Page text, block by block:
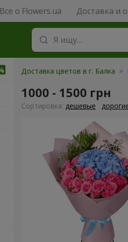
Все о Flowers.ua Доставка и
Доставка цветов в г. Балка >
1000 - 1500 грн
Cортировка: дешевые